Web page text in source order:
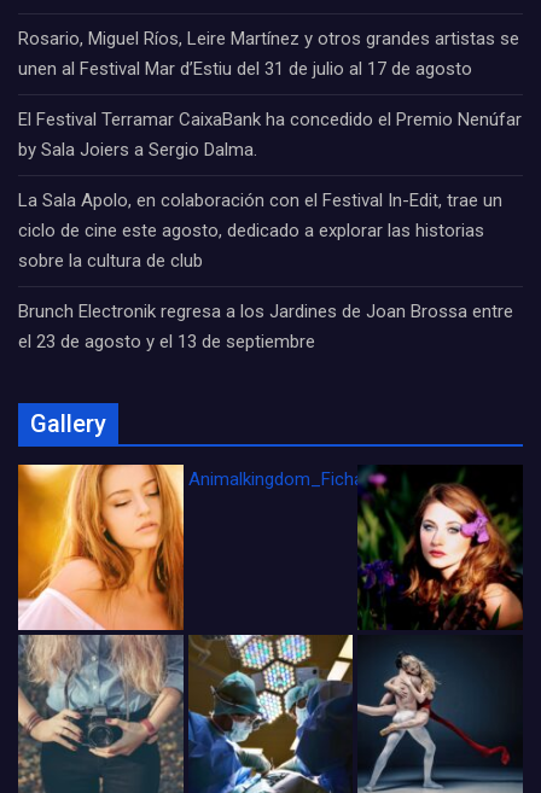
Rosario, Miguel Ríos, Leire Martínez y otros grandes artistas se
unen al Festival Mar d’Estiu del 31 de julio al 17 de agosto
El Festival Terramar CaixaBank ha concedido el Premio Nenúfar
by Sala Joiers a Sergio Dalma.
La Sala Apolo, en colaboración con el Festival In-Edit, trae un
ciclo de cine este agosto, dedicado a explorar las historias
sobre la cultura de club
Brunch Electronik regresa a los Jardines de Joan Brossa entre
el 23 de agosto y el 13 de septiembre
Gallery
Animalkingdom_FichaCine